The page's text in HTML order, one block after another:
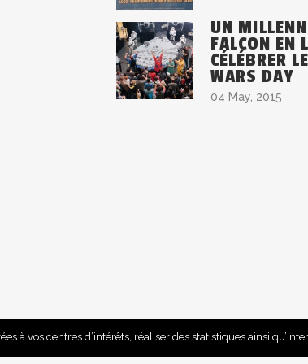
UN
FALCON EN
CÉLÉBRER
WARS DAY
04 May, 2015
à vos centres d’intérêts, réaliser des statistiques ainsi